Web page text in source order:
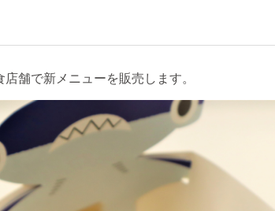
舗で新メニューを販売します。